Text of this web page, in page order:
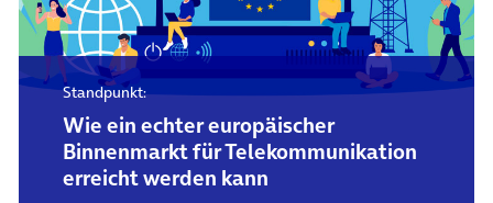
Standpunkt:
Wie ein echter europäischer
Binnenmarkt für Telekommunikation
erreicht werden kann